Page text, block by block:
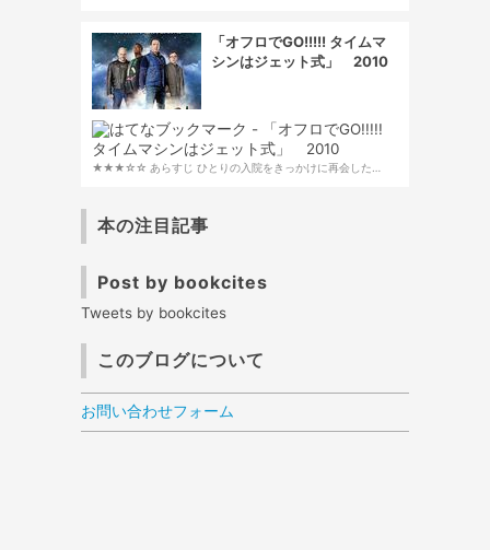
「オフロでGO!!!!! タイムマ
シンはジェット式」 2010
★★★☆☆ あらすじ ひとりの入院をきっかけに再会した…
本の注目記事
Post by bookcites
Tweets by bookcites
このブログについて
お問い合わせフォーム